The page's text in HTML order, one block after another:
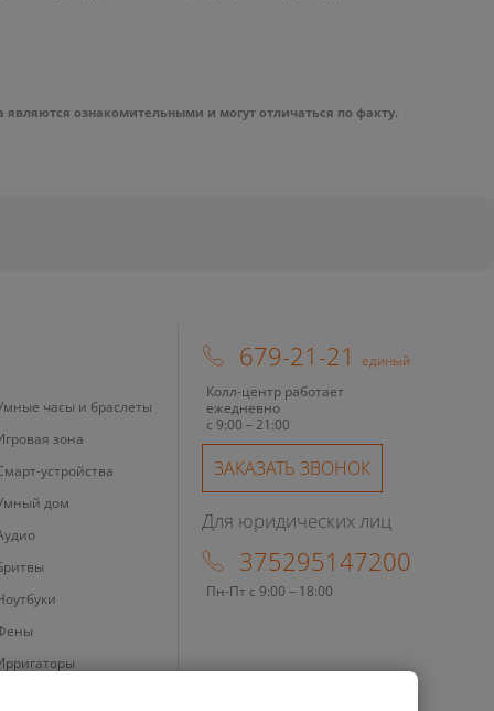
ознакомительными и могут отличаться по факту.
679-21-21
единый
Колл-центр работает
ежедневно
с 9:00 – 21:00
ЗАКАЗАТЬ ЗВОНОК
Для юридических лиц
375295147200
Пн-Пт с 9:00 – 18:00
часы и браслеты
зона
устройства
дом